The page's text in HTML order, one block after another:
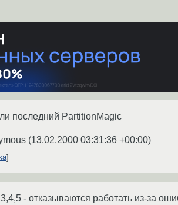
последний PartitionMagic
(13.02.2000 03:31:36 +00:00)
- отказываются работать из-за